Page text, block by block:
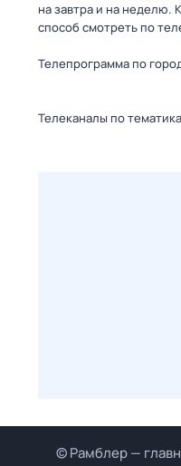
на завтра и на неделю.
способ смотреть по
Телепрограмма по
Телеканалы по
© Рамблер —